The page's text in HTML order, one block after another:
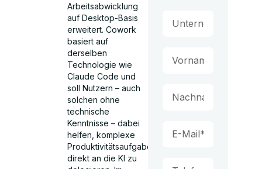
Arbeitsabwicklung
auf Desktop-Basis
erweitert. Cowork
basiert auf
derselben
Technologie wie
Claude Code und
soll Nutzern – auch
solchen ohne
technische
Kenntnisse – dabei
helfen, komplexe
Produktivitätsaufgaben
direkt an die KI zu